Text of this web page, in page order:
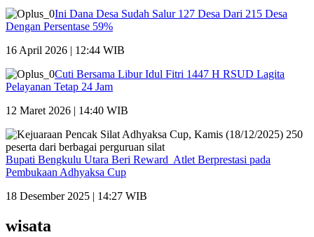
Ini Dana Desa Sudah Salur 127 Desa Dari 215 Desa
Dengan Persentase 59%
16 April 2026 | 12:44 WIB
Cuti Bersama Libur Idul Fitri 1447 H RSUD Lagita
Pelayanan Tetap 24 Jam
12 Maret 2026 | 14:40 WIB
Bupati Bengkulu Utara Beri Reward Atlet Berprestasi pada
Pembukaan Adhyaksa Cup
18 Desember 2025 | 14:27 WIB
wisata